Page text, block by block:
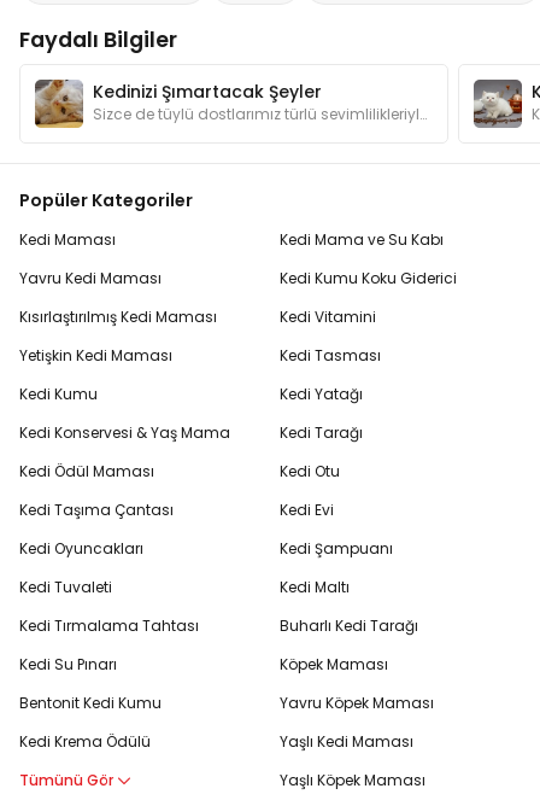
Faydalı Bilgiler
Kedinizi Şımartacak Şeyler
Sizce de tüylü dostlarımız türlü sevimlilikleriyle şımartılmayı hak etmiyorlar mı? Kedilerimizin canının sıkılmaması için hangi hediyelerden alalım?
Popüler Kategoriler
Kedi Maması
Yavru Kedi Maması
Kısırlaştırılmış Kedi Maması
Yetişkin Kedi Maması
Kedi Kumu
Kedi Konservesi & Yaş Mama
Kedi Ödül Maması
Kedi Taşıma Çantası
Kedi Oyuncakları
Kedi Tuvaleti
Kedi Tırmalama Tahtası
Kedi Su Pınarı
Bentonit Kedi Kumu
Kedi Krema Ödülü
Tümünü Gör
Kedi Mama ve Su Kabı
Kedi Kumu Koku Giderici
Kedi Vitamini
Kedi Tasması
Kedi Yatağı
Kedi Tarağı
Kedi Otu
Kedi Evi
Kedi Şampuanı
Kedi Maltı
Buharlı Kedi Tarağı
Köpek Maması
Yavru Köpek Maması
Yaşlı Kedi Maması
Yaşlı Köpek Maması